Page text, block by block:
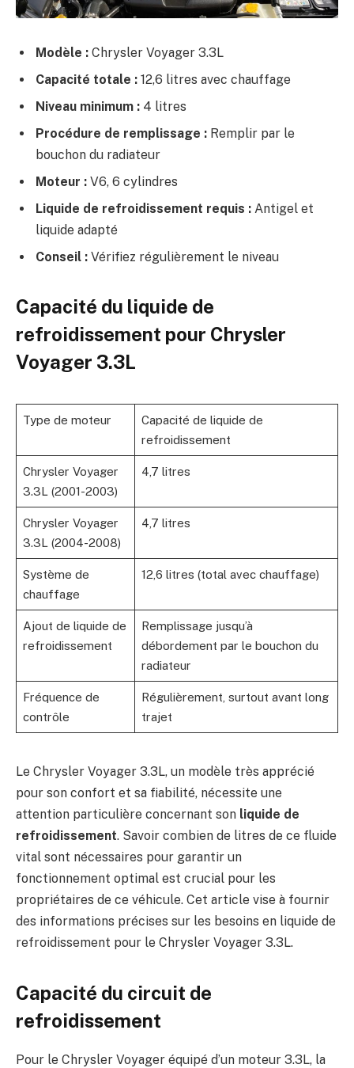
Modèle : Chrysler Voyager 3.3L
Capacité totale : 12,6 litres avec chauffage
Niveau minimum : 4 litres
Procédure de remplissage : Remplir par le
bouchon du radiateur
Moteur : V6, 6 cylindres
Liquide de refroidissement requis : Antigel et
liquide adapté
Conseil : Vérifiez régulièrement le niveau
Capacité du liquide de
refroidissement pour Chrysler
Voyager 3.3L
Type de moteur
Capacité de liquide de
refroidissement
Chrysler Voyager
3.3L (2001-2003)
4,7 litres
Chrysler Voyager
3.3L (2004-2008)
4,7 litres
Système de
chauffage
12,6 litres (total avec chauffage)
Ajout de liquide de
refroidissement
Remplissage jusqu’à
débordement par le bouchon du
radiateur
Fréquence de
contrôle
Régulièrement, surtout avant long
trajet
Le Chrysler Voyager 3.3L, un modèle très apprécié
pour son confort et sa fiabilité, nécessite une
attention particulière concernant son liquide de
refroidissement. Savoir combien de litres de ce fluide
vital sont nécessaires pour garantir un
fonctionnement optimal est crucial pour les
propriétaires de ce véhicule. Cet article vise à fournir
des informations précises sur les besoins en liquide de
refroidissement pour le Chrysler Voyager 3.3L.
Capacité du circuit de
refroidissement
Pour le Chrysler Voyager équipé d’un moteur 3.3L, la